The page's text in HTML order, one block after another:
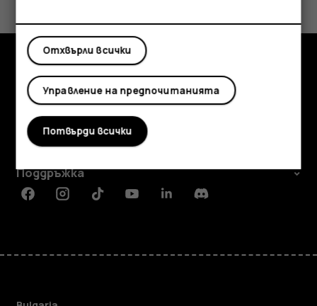
Да Не
Изследвайте
Информация
Planet and people
Поддръжка
FacebookInstagramTiktokYoutubeLinkedinDiscord
Отхвърли всички
Управление на предпочитанията
Потвърди всички